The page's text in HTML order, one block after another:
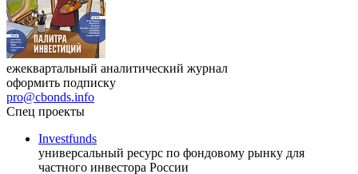
ежеквартальный аналитический журнал
оформить подписку
pro@cbonds.info
Спец проекты